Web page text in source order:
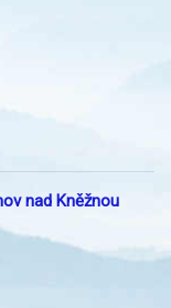
nad Kněžnou